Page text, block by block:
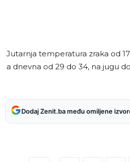
Jutarnja temperatura zraka od
a dnevna od 29 do 34, na jugu
Dodaj Zenit.ba među omiljene